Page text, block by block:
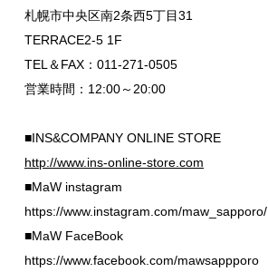
札幌市中央区南2条西5丁目31
TERRACE2-5 1F
TEL＆FAX：011-271-0505
営業時間：12:00～20:00
■INS&COMPANY ONLINE STORE
http://www.ins-online-store.com
■MaW instagram
https://www.instagram.com/maw_sapporo/
■MaW FaceBook
https://www.facebook.com/mawsappporo